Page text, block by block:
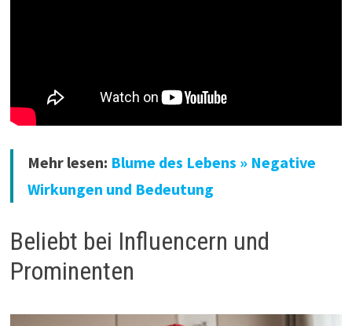
Mehr lesen: Blume des Lebens » Negative
Wirkungen und Bedeutung
Beliebt bei Influencern und
Prominenten